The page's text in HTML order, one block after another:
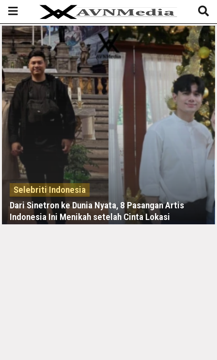
Selebriti Indonesia
Dari Sinetron ke Dunia Nyata, 8 Pasangan Artis
Indonesia Ini Menikah setelah Cinta Lokasi